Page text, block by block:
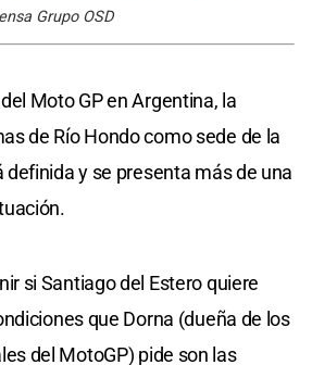
Grupo OSD
Moto GP en Argentina, la
de Río Hondo como sede de la
definida y se presenta más de una
si Santiago del Estero quiere
que Dorna (dueña de los
del MotoGP) pide son las